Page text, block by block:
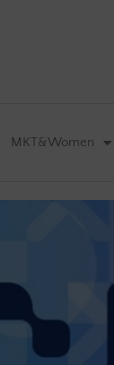
MKT&Women